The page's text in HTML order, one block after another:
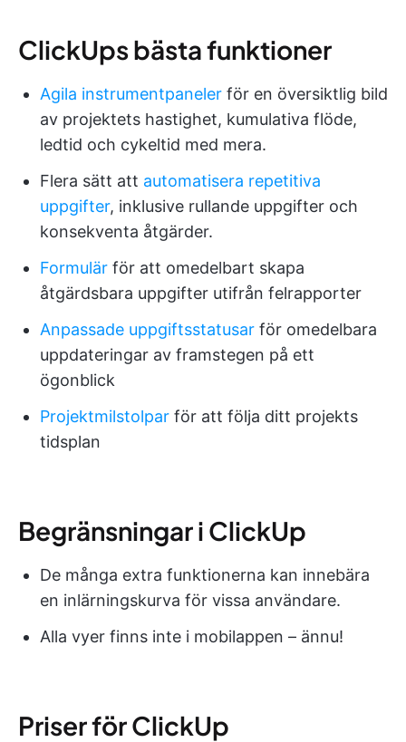
ClickUps bästa funktioner
Agila instrumentpaneler för en översiktlig bild
av projektets hastighet, kumulativa flöde,
ledtid och cykeltid med mera.
Flera sätt att automatisera repetitiva
uppgifter, inklusive rullande uppgifter och
konsekventa åtgärder.
Formulär för att omedelbart skapa
åtgärdsbara uppgifter utifrån felrapporter
Anpassade uppgiftsstatusar för omedelbara
uppdateringar av framstegen på ett
ögonblick
Projektmilstolpar för att följa ditt projekts
tidsplan
Begränsningar i ClickUp
De många extra funktionerna kan innebära
en inlärningskurva för vissa användare.
Alla vyer finns inte i mobilappen – ännu!
Priser för ClickUp